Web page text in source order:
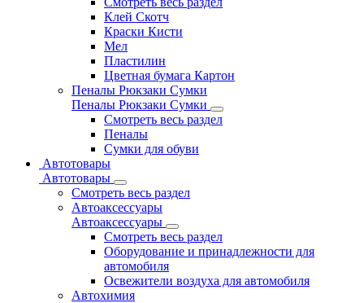
Клей Скотч
Краски Кисти
Мел
Пластилин
Цветная бумага Картон
Пеналы Рюкзаки Сумки
Пеналы Рюкзаки Сумки
Смотреть весь раздел
Пеналы
Сумки для обуви
Автотовары
Автотовары
Смотреть весь раздел
Автоаксессуары
Автоаксессуары
Смотреть весь раздел
Оборудование и принадлежности для
автомобиля
Освежители воздуха для автомобиля
Автохимия